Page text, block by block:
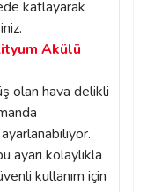
katlayarak
Akülü
olan hava delikli
ayarı kolaylıkla
kullanım için